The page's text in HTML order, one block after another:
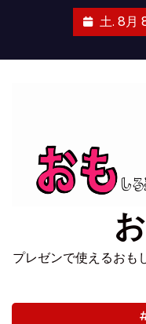
土. 8月
プレゼンで使えるおも